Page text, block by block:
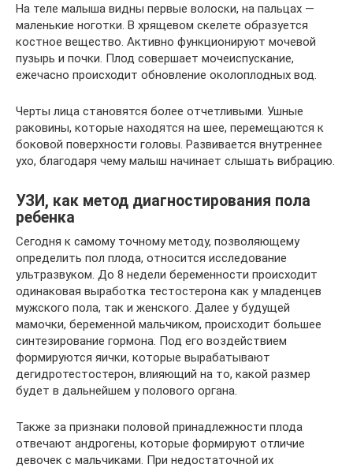
На теле малыша видны первые волоски, на пальцах —
маленькие ноготки. В хрящевом скелете образуется
костное вещество. Активно функционируют мочевой
пузырь и почки. Плод совершает мочеиспускание,
ежечасно происходит обновление околоплодных вод.
Черты лица становятся более отчетливыми. Ушные
раковины, которые находятся на шее, перемещаются к
боковой поверхности головы. Развивается внутреннее
ухо, благодаря чему малыш начинает слышать вибрацию.
УЗИ, как метод диагностирования пола
ребенка
Сегодня к самому точному методу, позволяющему
определить пол плода, относится исследование
ультразвуком. До 8 недели беременности происходит
одинаковая выработка тестостерона как у младенцев
мужского пола, так и женского. Далее у будущей
мамочки, беременной мальчиком, происходит большее
синтезирование гормона. Под его воздействием
формируются яички, которые вырабатывают
дегидротестостерон, влияющий на то, какой размер
будет в дальнейшем у полового органа.
Также за признаки половой принадлежности плода
отвечают андрогены, которые формируют отличие
девочек с мальчиками. При недостаточной их